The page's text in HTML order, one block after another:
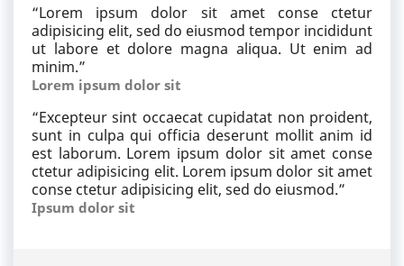
“Lorem ipsum dolor sit amet conse ctetur
adipisicing elit, sed do eiusmod tempor incididunt
ut labore et dolore magna aliqua. Ut enim ad
minim.”
Lorem ipsum dolor sit
“Excepteur sint occaecat cupidatat non proident,
sunt in culpa qui officia deserunt mollit anim id
est laborum. Lorem ipsum dolor sit amet conse
ctetur adipisicing elit. Lorem ipsum dolor sit amet
conse ctetur adipisicing elit, sed do eiusmod.”
Ipsum dolor sit